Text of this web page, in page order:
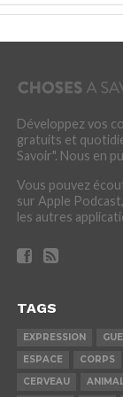
Développez vos
gratuits et
Savoir". Nous en
Vous pouvez
sur Apple
les autres
TAGS
EXPRESSION
ESPACE
CORPS
CERVEAU